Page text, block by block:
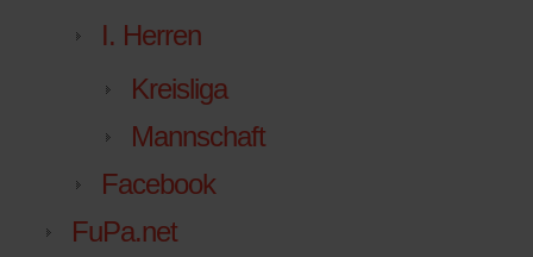
I. Herren
Kreisliga
Mannschaft
Facebook
FuPa.net